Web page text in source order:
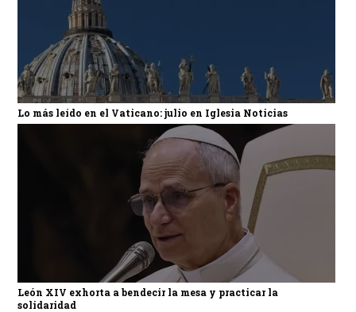
Lo más leído en el Vaticano: julio en Iglesia Noticias
León XIV exhorta a bendecir la mesa y practicar la
solidaridad